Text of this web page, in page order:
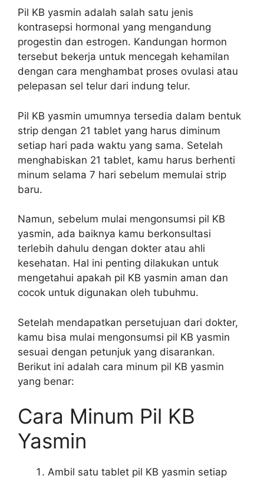
Pil KB yasmin adalah salah satu jenis
kontrasepsi hormonal yang mengandung
progestin dan estrogen. Kandungan hormon
tersebut bekerja untuk mencegah kehamilan
dengan cara menghambat proses ovulasi atau
pelepasan sel telur dari indung telur.
Pil KB yasmin umumnya tersedia dalam bentuk
strip dengan 21 tablet yang harus diminum
setiap hari pada waktu yang sama. Setelah
menghabiskan 21 tablet, kamu harus berhenti
minum selama 7 hari sebelum memulai strip
baru.
Namun, sebelum mulai mengonsumsi pil KB
yasmin, ada baiknya kamu berkonsultasi
terlebih dahulu dengan dokter atau ahli
kesehatan. Hal ini penting dilakukan untuk
mengetahui apakah pil KB yasmin aman dan
cocok untuk digunakan oleh tubuhmu.
Setelah mendapatkan persetujuan dari dokter,
kamu bisa mulai mengonsumsi pil KB yasmin
sesuai dengan petunjuk yang disarankan.
Berikut ini adalah cara minum pil KB yasmin
yang benar:
Cara Minum Pil KB
Yasmin
Ambil satu tablet pil KB yasmin setiap